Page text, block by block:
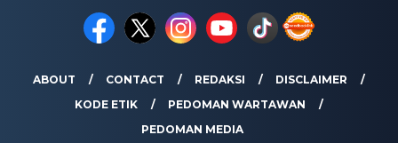
ABOUT CONTACT REDAKSI
DISCLAIMER
KODE ETIK
PEDOMAN WARTAWAN
PEDOMAN MEDIA